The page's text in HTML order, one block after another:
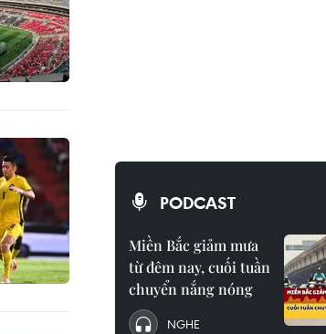
PODCAST
Miền Bắc giảm mưa
từ đêm nay, cuối tuần
chuyển nắng nóng
NGHE